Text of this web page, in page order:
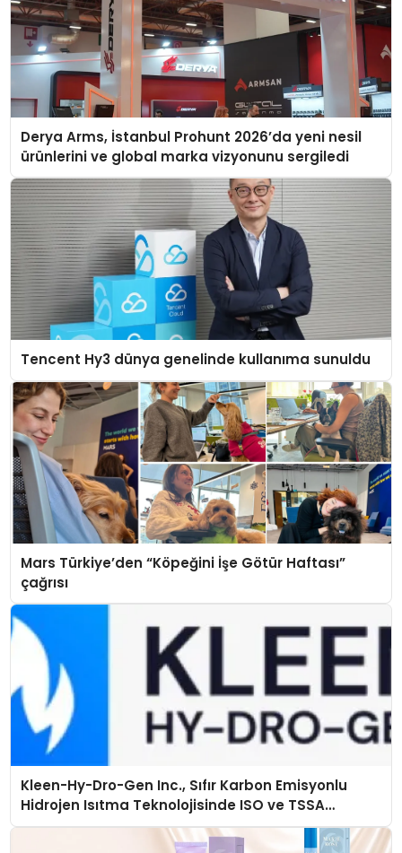
Derya Arms, İstanbul Prohunt 2026’da yeni nesil
ürünlerini ve global marka vizyonunu sergiledi
Tencent Hy3 dünya genelinde kullanıma sunuldu
Mars Türkiye’den “Köpeğini İşe Götür Haftası”
çağrısı
Kleen-Hy-Dro-Gen Inc., Sıfır Karbon Emisyonlu
Hidrojen Isıtma Teknolojisinde ISO ve TSSA
Düzenleyici Onaylarını Aldı